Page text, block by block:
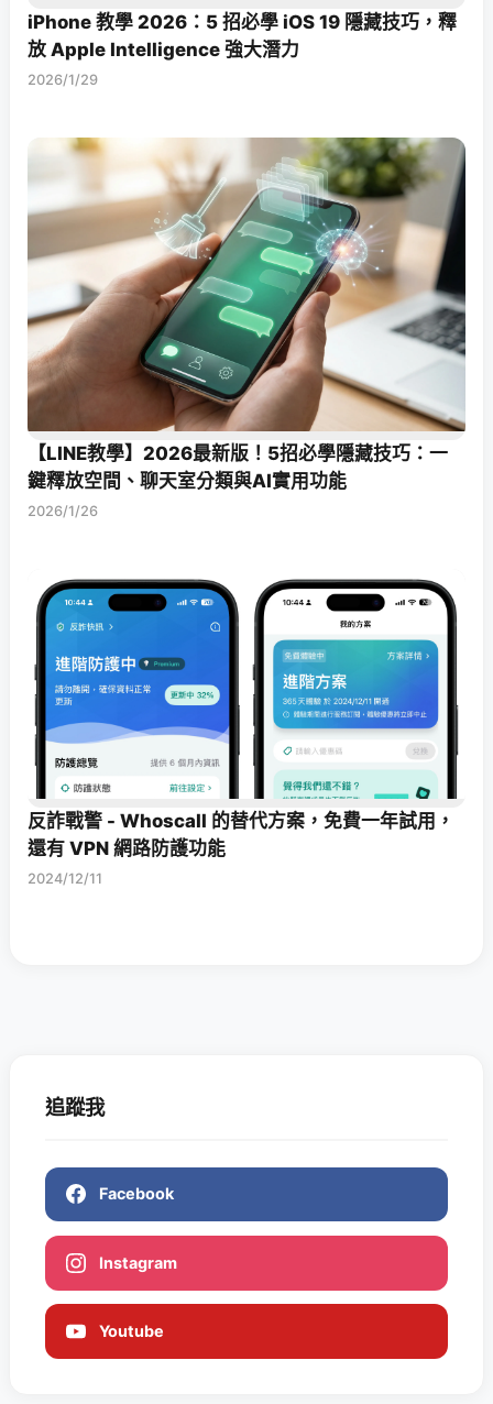
iPhone 教學 2026：5 招必學 iOS 19 隱藏技巧，釋
放 Apple Intelligence 強大潛力
2026/1/29
【LINE教學】2026最新版！5招必學隱藏技巧：一
鍵釋放空間、聊天室分類與AI實用功能
2026/1/26
反詐戰警 - Whoscall 的替代方案，免費一年試用，
還有 VPN 網路防護功能
2024/12/11
追蹤我
Facebook
Instagram
Youtube